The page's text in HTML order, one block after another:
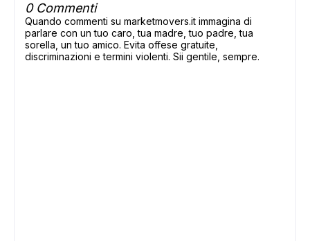
0 Commenti
Quando commenti su marketmovers.it immagina di
parlare con un tuo caro, tua madre, tuo padre, tua
sorella, un tuo amico. Evita offese gratuite,
discriminazioni e termini violenti. Sii gentile, sempre.